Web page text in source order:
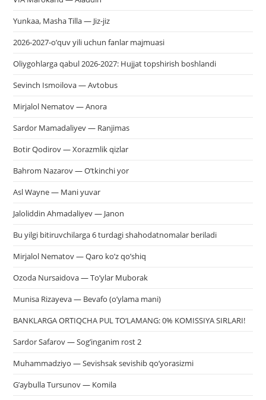
Yunkaa, Masha Tilla — Jiz-jiz
2026-2027-o’quv yili uchun fanlar majmuasi
Oliygohlarga qabul 2026-2027: Hujjat topshirish boshlandi
Sevinch Ismoilova — Avtobus
Mirjalol Nematov — Anora
Sardor Mamadaliyev — Ranjimas
Botir Qodirov — Xorazmlik qizlar
Bahrom Nazarov — O’tkinchi yor
Asl Wayne — Mani yuvar
Jaloliddin Ahmadaliyev — Janon
Bu yilgi bitiruvchilarga 6 turdagi shahodatnomalar beriladi
Mirjalol Nematov — Qaro ko’z qo’shiq
Ozoda Nursaidova — To’ylar Muborak
Munisa Rizayeva — Bevafo (o’ylama mani)
BANKLARGA ORTIQCHA PUL TO‘LAMANG: 0% KOMISSIYA SIRLARI!
Sardor Safarov — Sog’inganim rost 2
Muhammadziyo — Sevishsak sevishib qo’yorasizmi
G’aybulla Tursunov — Komila